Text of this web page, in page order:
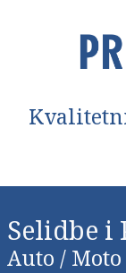
Selidbe i
Auto / Moto